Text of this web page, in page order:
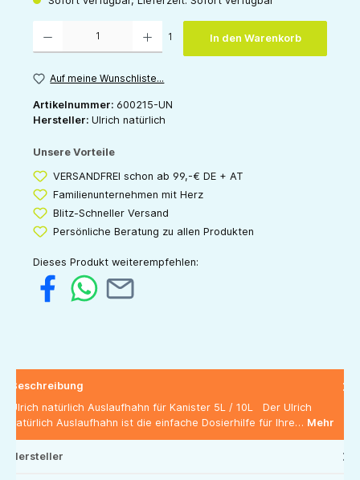
1 In den Warenkorb
Auf meine Wunschliste...
Artikelnummer: 600215-UN
Hersteller: Ulrich natürlich
Unsere Vorteile
VERSANDFREI schon ab 99,-€ DE + AT
Familienunternehmen mit Herz
Blitz-Schneller Versand
Persönliche Beratung zu allen Produkten
Dieses Produkt weiterempfehlen:
Beschreibung
Ulrich natürlich Auslaufhahn für Kanister 5L / 10L Der Ulrich
natürlich Auslaufhahn ist die einfache Dosierhilfe für Ihre… Mehr
Hersteller